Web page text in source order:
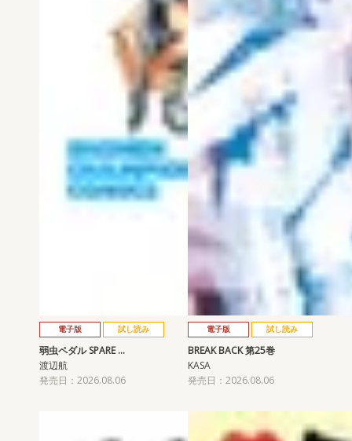
電子版 試し読み
弱虫ペダル SPARE …
渡辺航
発売日：2026.08.06
電子版 試し読み
BREAK BACK 第25巻
KASA
発売日：2026.08.06